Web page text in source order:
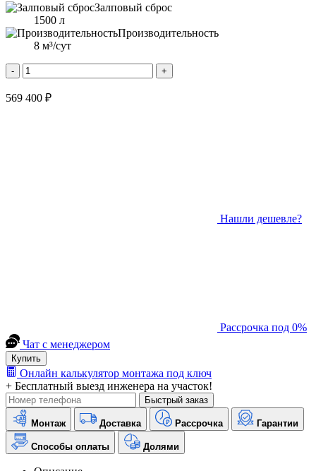
Залповый сброс
1500 л
Производительность
8 м³/сут
- +
569 400 ₽
Нашли дешевле?
Рассрочка под 0%
Чат с менеджером
Купить
Онлайн калькулятор монтажа под ключ
+ Бесплатный выезд инженера на участок!
Быстрый заказ
Монтаж Доставка Рассрочка Гарантии
Способы оплаты Долями